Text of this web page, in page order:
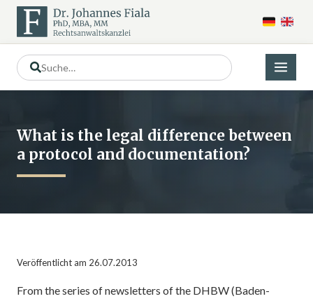
What is the legal difference between
a protocol and documentation?
Veröffentlicht am 26.07.2013
From the series of newsletters of the DHBW (Baden-